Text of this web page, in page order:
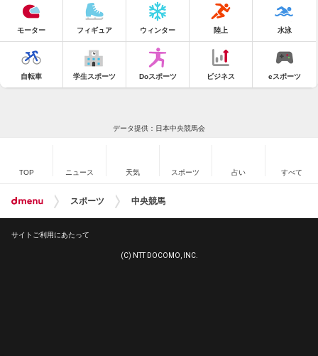
モーター フィギュア ウィンター 陸上 水泳
自転車 学生スポーツ Doスポーツ ビジネス eスポーツ
データ提供：日本中央競馬会
TOP ニュース 天気 スポーツ 占い すべて
スポーツ 中央競馬
サイトご利用にあたって
(C) NTT DOCOMO, INC.